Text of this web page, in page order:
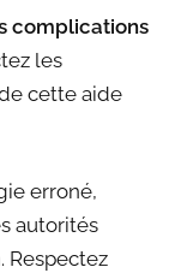
complications
les
cette aide
erroné,
autorités
Respectez